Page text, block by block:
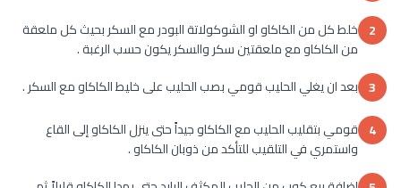
2 خلط كل من الكاكاو او الشوكولاتة البودر مع السكر بحيث كل ملعقة
من الكاكاو مع ملعقتين سكر والسكر يكون حسب الرغبة .
3 بعد ان يغلي الحليب قومي بصب الحليب على خليط الكاكاو مع السكر .
4 قومي بتقليب الحليب مع الكاكاو جيداً حتى ينزل الكاكاو إلى القاع
واستمري في التلقيب للتأكد من ذوبان الكاكاو .